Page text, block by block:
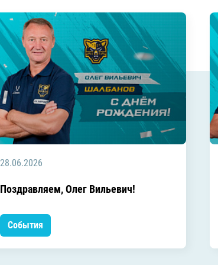
28.06.2026
Поздравляем, Олег Вильевич!
События